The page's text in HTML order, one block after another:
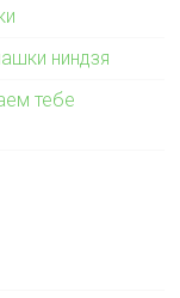
ниндзя
тебе